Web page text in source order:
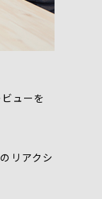
ューを
リアクシ